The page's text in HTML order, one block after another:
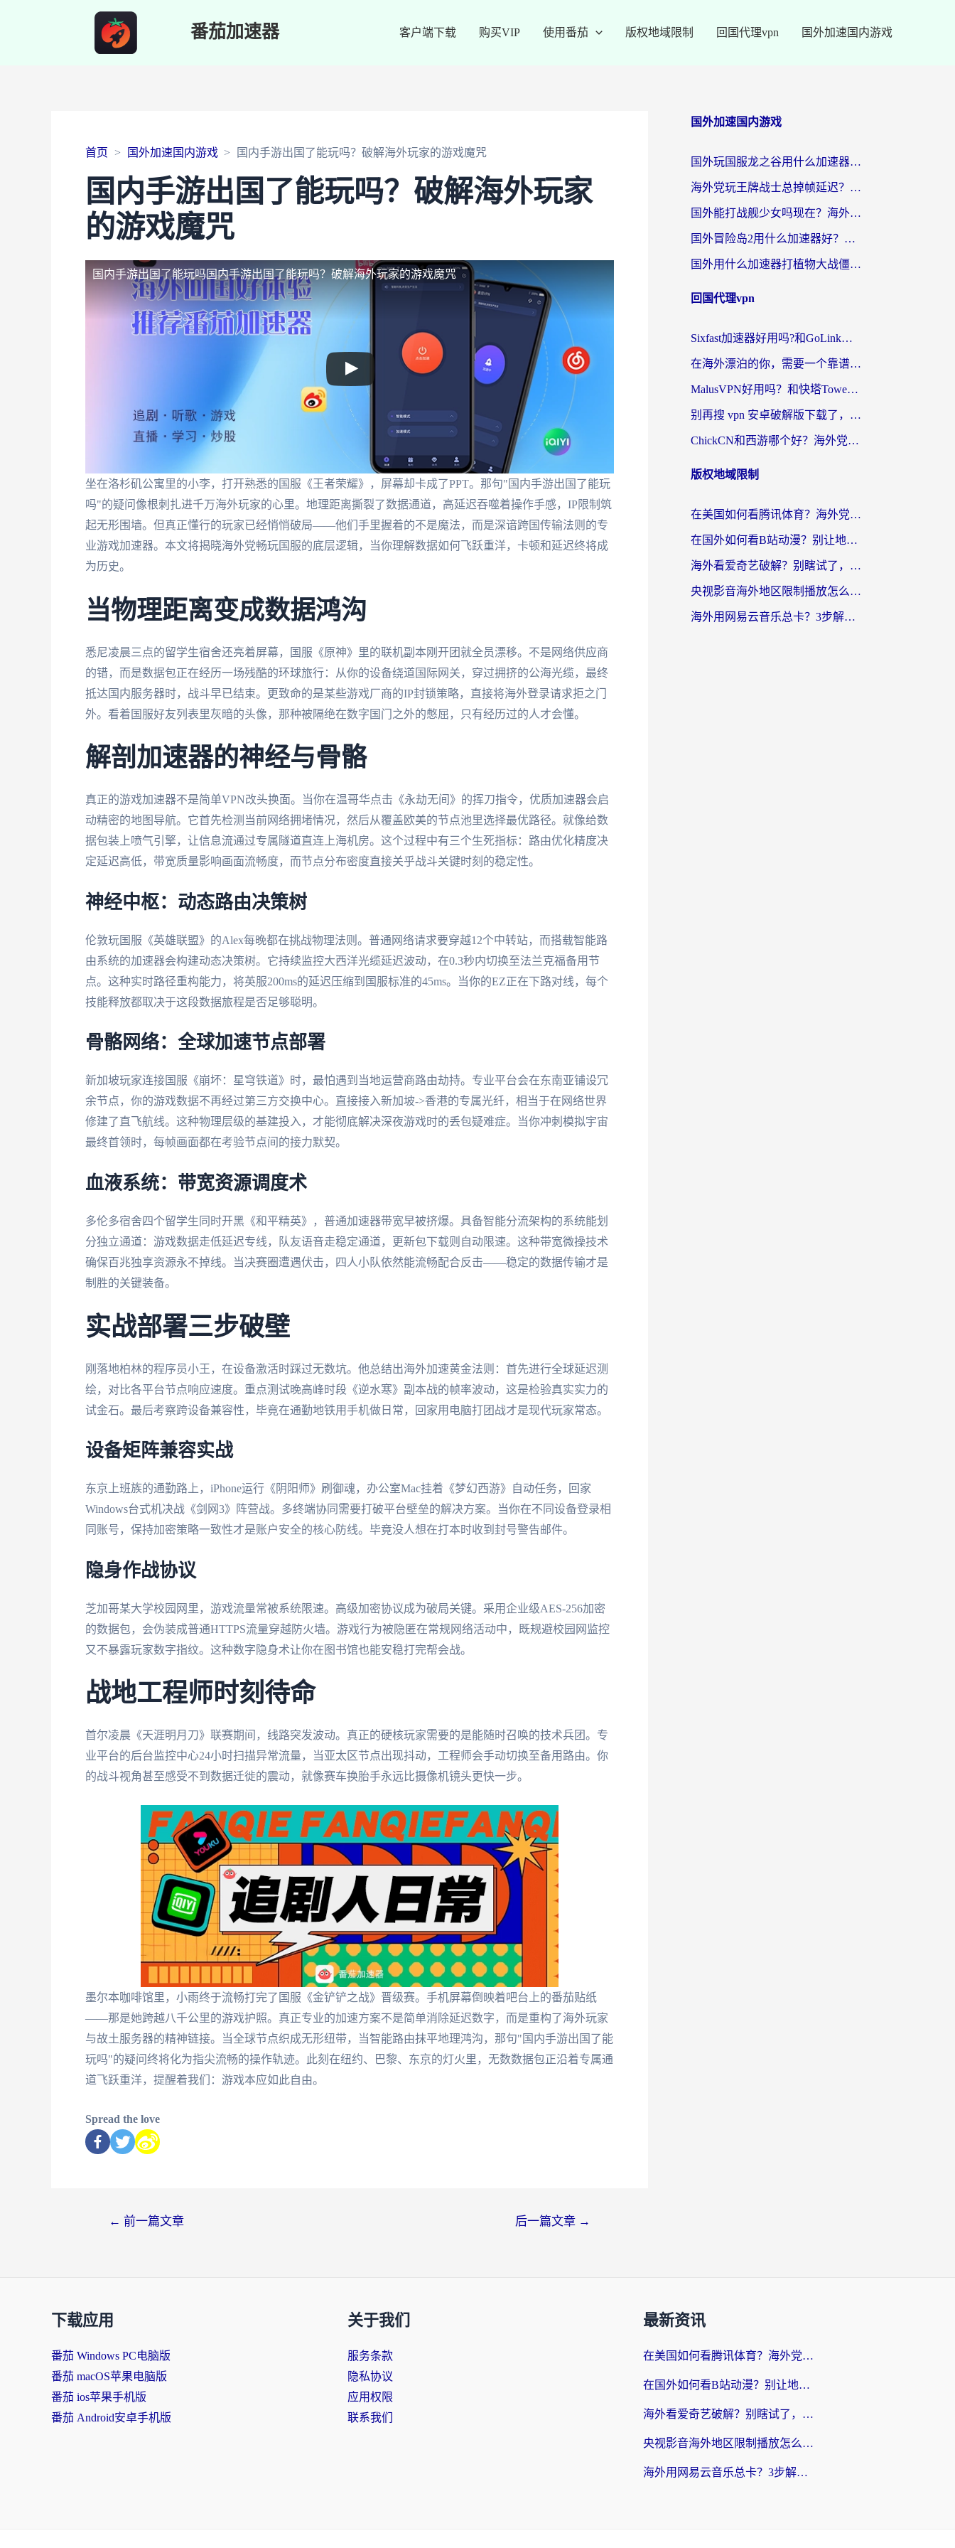
番茄加速器 客户端下载 购买VIP 使用番茄 版权地域限制 回国代理vpn 国外加速国内游戏
首页 国外加速国内游戏 国内手游出国了能玩吗？破解海外玩家的游戏魔咒
国内手游出国了能玩吗？破解海外玩家
的游戏魔咒
国内手游出国了能玩吗国内手游出国了能玩吗？破解海外玩家的游戏魔咒
坐在洛杉矶公寓里的小李，打开熟悉的国服《王者荣耀》，屏幕却卡成了PPT。那句"国内手游出国了能玩
吗"的疑问像根刺扎进千万海外玩家的心里。地理距离撕裂了数据通道，高延迟吞噬着操作手感，IP限制筑
起无形围墙。但真正懂行的玩家已经悄悄破局——他们手里握着的不是魔法，而是深谙跨国传输法则的专
业游戏加速器。本文将揭晓海外党畅玩国服的底层逻辑，当你理解数据如何飞跃重洋，卡顿和延迟终将成
为历史。
当物理距离变成数据鸿沟
悉尼凌晨三点的留学生宿舍还亮着屏幕，国服《原神》里的联机副本刚开团就全员漂移。不是网络供应商
的错，而是数据包正在经历一场残酷的环球旅行：从你的设备绕道国际网关，穿过拥挤的公海光缆，最终
抵达国内服务器时，战斗早已结束。更致命的是某些游戏厂商的IP封锁策略，直接将海外登录请求拒之门
外。看着国服好友列表里灰暗的头像，那种被隔绝在数字国门之外的憋屈，只有经历过的人才会懂。
解剖加速器的神经与骨骼
真正的游戏加速器不是简单VPN改头换面。当你在温哥华点击《永劫无间》的挥刀指令，优质加速器会启
动精密的地图导航。它首先检测当前网络拥堵情况，然后从覆盖欧美的节点池里选择最优路径。就像给数
据包装上喷气引擎，让信息流通过专属隧道直连上海机房。这个过程中有三个生死指标：路由优化精度决
定延迟高低，带宽质量影响画面流畅度，而节点分布密度直接关乎战斗关键时刻的稳定性。
神经中枢：动态路由决策树
伦敦玩国服《英雄联盟》的Alex每晚都在挑战物理法则。普通网络请求要穿越12个中转站，而搭载智能路
由系统的加速器会构建动态决策树。它持续监控大西洋光缆延迟波动，在0.3秒内切换至法兰克福备用节
点。这种实时路径重构能力，将英服200ms的延迟压缩到国服标准的45ms。当你的EZ正在下路对线，每个
技能释放都取决于这段数据旅程是否足够聪明。
骨骼网络：全球加速节点部署
新加坡玩家连接国服《崩坏：星穹铁道》时，最怕遇到当地运营商路由劫持。专业平台会在东南亚铺设冗
余节点，你的游戏数据不再经过第三方交换中心。直接接入新加坡->香港的专属光纤，相当于在网络世界
修建了直飞航线。这种物理层级的基建投入，才能彻底解决深夜游戏时的丢包疑难症。当你冲刺模拟宇宙
最终首领时，每帧画面都在考验节点间的接力默契。
血液系统：带宽资源调度术
多伦多宿舍四个留学生同时开黑《和平精英》，普通加速器带宽早被挤爆。具备智能分流架构的系统能划
分独立通道：游戏数据走低延迟专线，队友语音走稳定通道，更新包下载则自动限速。这种带宽微操技术
确保百兆独享资源永不掉线。当决赛圈遭遇伏击，四人小队依然能流畅配合反击——稳定的数据传输才是
制胜的关键装备。
实战部署三步破壁
刚落地柏林的程序员小王，在设备激活时踩过无数坑。他总结出海外加速黄金法则：首先进行全球延迟测
绘，对比各平台节点响应速度。重点测试晚高峰时段《逆水寒》副本战的帧率波动，这是检验真实实力的
试金石。最后考察跨设备兼容性，毕竟在通勤地铁用手机做日常，回家用电脑打团战才是现代玩家常态。
设备矩阵兼容实战
东京上班族的通勤路上，iPhone运行《阴阳师》刷御魂，办公室Mac挂着《梦幻西游》自动任务，回家
Windows台式机决战《剑网3》阵营战。多终端协同需要打破平台壁垒的解决方案。当你在不同设备登录相
同账号，保持加密策略一致性才是账户安全的核心防线。毕竟没人想在打本时收到封号警告邮件。
隐身作战协议
芝加哥某大学校园网里，游戏流量常被系统限速。高级加密协议成为破局关键。采用企业级AES-256加密
的数据包，会伪装成普通HTTPS流量穿越防火墙。游戏行为被隐匿在常规网络活动中，既规避校园网监控
又不暴露玩家数字指纹。这种数字隐身术让你在图书馆也能安稳打完帮会战。
战地工程师时刻待命
首尔凌晨《天涯明月刀》联赛期间，线路突发波动。真正的硬核玩家需要的是能随时召唤的技术兵团。专
业平台的后台监控中心24小时扫描异常流量，当亚太区节点出现抖动，工程师会手动切换至备用路由。你
的战斗视角甚至感受不到数据迁徙的震动，就像赛车换胎手永远比摄像机镜头更快一步。
墨尔本咖啡馆里，小雨终于流畅打完了国服《金铲铲之战》晋级赛。手机屏幕倒映着吧台上的番茄贴纸
——那是她跨越八千公里的游戏护照。真正专业的加速方案不是简单消除延迟数字，而是重构了海外玩家
与故土服务器的精神链接。当全球节点织成无形纽带，当智能路由抹平地理鸿沟，那句"国内手游出国了能
玩吗"的疑问终将化为指尖流畅的操作轨迹。此刻在纽约、巴黎、东京的灯火里，无数数据包正沿着专属通
道飞跃重洋，提醒着我们：游戏本应如此自由。
Spread the love
← 前一篇文章 后一篇文章 →
国外加速国内游戏
国外玩国服龙之谷用什么加速器最好？一份给海外游子的终极指南
海外党玩王牌战士总掉帧延迟？这份王牌战士延迟加速器终极指南救你命
国外能打战舰少女吗现在？海外玩家的国服游戏加速终极指南
国外冒险岛2用什么加速器好？海外党国服游戏畅玩全攻略（附鸣潮哈利波特加速技巧）
国外用什么加速器打植物大战僵尸好？海外党国服游戏加速终极指南
回国代理vpn
Sixfast加速器好用吗?和GoLink加速器对比哪个回国效果更好?海外党亲测实用指南
在海外漂泊的你，需要一个靠谱的“回国机场”
MalusVPN好用吗？和快塔TowerFastVPN对比哪个回国效果更好？海外党亲测实用指南
别再搜 vpn 安卓破解版下载了，海外党回国上网的正确姿势在这里
ChickCN和西游哪个好？海外党2026亲测回国加速器选择指南（附expressvpn中国对比）
版权地域限制
在美国如何看腾讯体育？海外党解锁NBA欧洲杯直播的终极攻略
在国外如何看B站动漫？别让地区限制打断你的追番节奏
海外看爱奇艺破解？别瞎试了，这才是留学生华人追剧看球的正确打开方式
央视影音海外地区限制播放怎么办？海外党亲测有效的回国加速指南
海外用网易云音乐总卡？3步解决版权限制+卡顿，还能听喜马拉雅！
下载应用
番茄 Windows PC电脑版
番茄 macOS苹果电脑版
番茄 ios苹果手机版
番茄 Android安卓手机版
关于我们
服务条款
隐私协议
应用权限
联系我们
最新资讯
在美国如何看腾讯体育？海外党解锁NBA欧洲杯直播的终极攻略
在国外如何看B站动漫？别让地区限制打断你的追番节奏
海外看爱奇艺破解？别瞎试了，这才是留学生华人追剧看球的正确打开方式
央视影音海外地区限制播放怎么办？海外党亲测有效的回国加速指南
海外用网易云音乐总卡？3步解决版权限制+卡顿，还能听喜马拉雅！